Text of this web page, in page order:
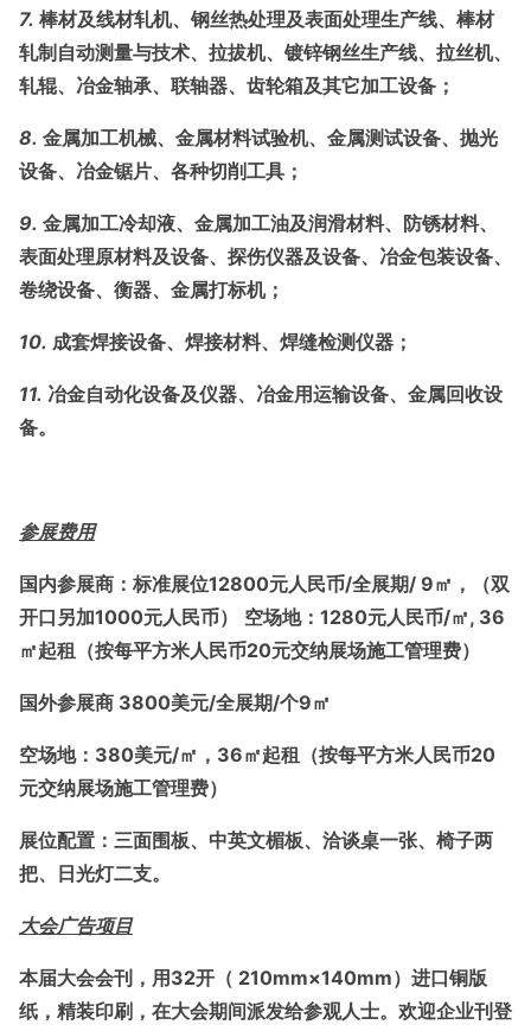
7. 棒材及线材轧机、钢丝热处理及表面处理生产线、棒材
轧制自动测量与技术、拉拔机、镀锌钢丝生产线、拉丝机、
轧辊、冶金轴承、联轴器、齿轮箱及其它加工设备；
8. 金属加工机械、金属材料试验机、金属测试设备、抛光
设备、冶金锯片、各种切削工具；
9. 金属加工冷却液、金属加工油及润滑材料、防锈材料、
表面处理原材料及设备、探伤仪器及设备、冶金包装设备、
卷绕设备、衡器、金属打标机；
10. 成套焊接设备、焊接材料、焊缝检测仪器；
11. 冶金自动化设备及仪器、冶金用运输设备、金属回收设
备。
参展费用
国内参展商：标准展位12800元人民币/全展期/ 9㎡，（双
开口另加1000元人民币）
空场地： 1280元人民币/㎡, 36
㎡起租（按每平方米人民币20元交纳展场施工管理费）
国外参展商 3800美元/全展期/个9㎡
空场地： 380美元/㎡，36㎡起租（按每平方米人民币20
元交纳展场施工管理费）
展位配置：三面围板、中英文楣板、洽谈桌一张、椅子两
把、日光灯二支。
大会广告项目
本届大会会刊，用 32开（ 210mm×140mm）进口铜版
纸，精装印刷，在大会期间派发给参观人士。欢迎企业刊登